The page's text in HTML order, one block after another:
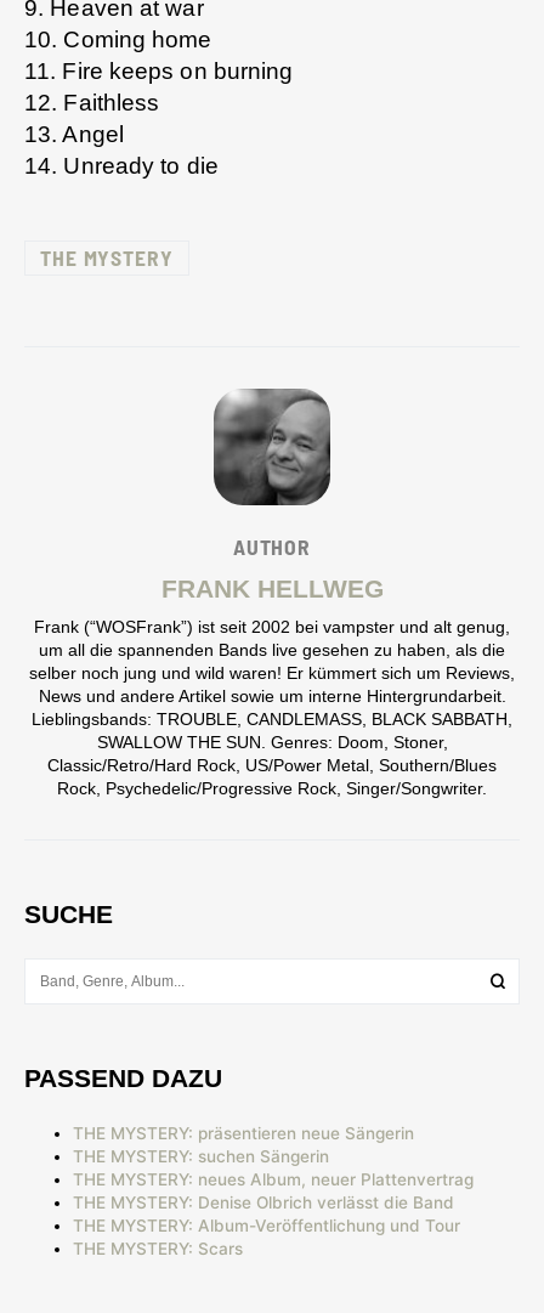
9. Heaven at war
10. Coming home
11. Fire keeps on burning
12. Faithless
13. Angel
14. Unready to die
THE MYSTERY
AUTHOR
FRANK HELLWEG
Frank (“WOSFrank”) ist seit 2002 bei vampster und alt genug,
um all die spannenden Bands live gesehen zu haben, als die
selber noch jung und wild waren! Er kümmert sich um Reviews,
News und andere Artikel sowie um interne Hintergrundarbeit.
Lieblingsbands: TROUBLE, CANDLEMASS, BLACK SABBATH,
SWALLOW THE SUN. Genres: Doom, Stoner,
Classic/Retro/Hard Rock, US/Power Metal, Southern/Blues
Rock, Psychedelic/Progressive Rock, Singer/Songwriter.
SUCHE
PASSEND DAZU
THE MYSTERY: präsentieren neue Sängerin
THE MYSTERY: suchen Sängerin
THE MYSTERY: neues Album, neuer Plattenvertrag
THE MYSTERY: Denise Olbrich verlässt die Band
THE MYSTERY: Album-Veröffentlichung und Tour
THE MYSTERY: Scars